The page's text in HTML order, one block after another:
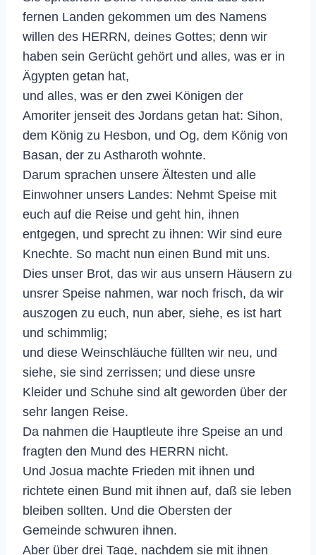
fernen Landen gekommen um des Namens
willen des HERRN, deines Gottes; denn wir
haben sein Gerücht gehört und alles, was er in
Ägypten getan hat,
und alles, was er den zwei Königen der
Amoriter jenseit des Jordans getan hat: Sihon,
dem König zu Hesbon, und Og, dem König von
Basan, der zu Astharoth wohnte.
Darum sprachen unsere Ältesten und alle
Einwohner unsers Landes: Nehmt Speise mit
euch auf die Reise und geht hin, ihnen
entgegen, und sprecht zu ihnen: Wir sind eure
Knechte. So macht nun einen Bund mit uns.
Dies unser Brot, das wir aus unsern Häusern zu
unsrer Speise nahmen, war noch frisch, da wir
auszogen zu euch, nun aber, siehe, es ist hart
und schimmlig;
und diese Weinschläuche füllten wir neu, und
siehe, sie sind zerrissen; und diese unsre
Kleider und Schuhe sind alt geworden über der
sehr langen Reise.
Da nahmen die Hauptleute ihre Speise an und
fragten den Mund des HERRN nicht.
Und Josua machte Frieden mit ihnen und
richtete einen Bund mit ihnen auf, daß sie leben
bleiben sollten. Und die Obersten der
Gemeinde schwuren ihnen.
Aber über drei Tage, nachdem sie mit ihnen